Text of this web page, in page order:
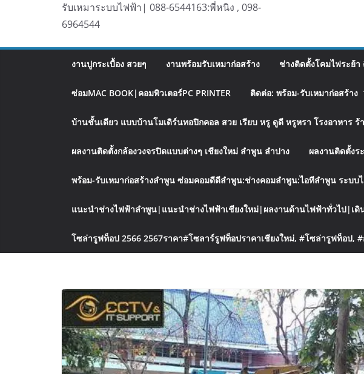
รับเหมาระบบไฟฟ้า| 088-6544163:พี่หนิง , 098-
6964544
งานปูกระเบื้อง สวยๆ งานพร้อมรับเหมาก่อสร้าง ช่างติดตั้งโคมไฟระย้า
ซ่อมMAC BOOK|คอมพิวเตอร์PC PRINTER ติดต่อ: พร้อม-รับเหมาก่อสร้าง
บ้านชั้นเดียว แบบบ้านโมเดิร์นทอปิกคอล สวย เรียบ หรู ดูดี หรูหรา โรงอาหาร
ผลงานติดตั้งกล้องวงจรปิดแบบต่างๆ เชียงใหม่ ลำพูน ลำปาง ผลงานติดตั้งร
พร้อม-รับเหมาก่อสร้างลำพูน ซ่อมคอมดีดีลำพูน:ช่างคอมลำพูน:ไอทีลำพูน ระบบ
แนะนำช่างไฟฟ้าลำพูน|แนะนำช่างไฟฟ้าเชียงใหม่|ผลงานด้านไฟฟ้าทั่วไป|เดิน
โซล่ารูฟท็อป 2566 2567ราคา#โซลาร์รูฟท็อปราคาเชียงใหม่, #โซล่ารูฟท็อป,